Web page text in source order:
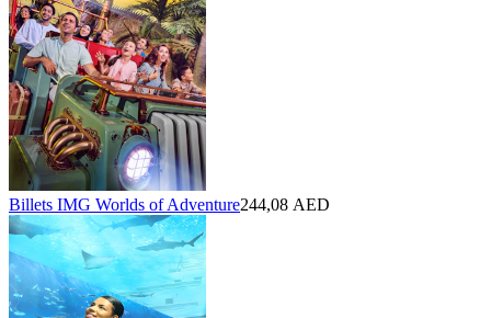
Billets IMG Worlds of Adventure244,08 AED